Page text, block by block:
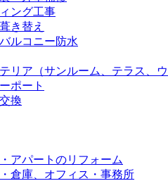
ング工事
き替え
ルコニー防水
リア（サンルーム、テラス、ウ
ポート
換
アパートのリフォーム
倉庫、オフィス・事務所